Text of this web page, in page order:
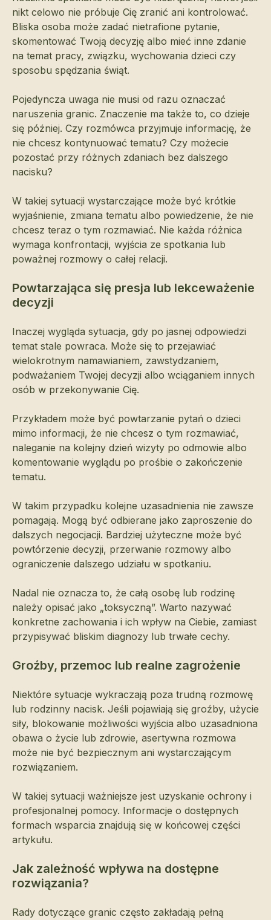
nikt celowo nie próbuje Cię zranić ani kontrolować.
Bliska osoba może zadać nietrafione pytanie,
skomentować Twoją decyzję albo mieć inne zdanie
na temat pracy, związku, wychowania dzieci czy
sposobu spędzania świąt.
Pojedyncza uwaga nie musi od razu oznaczać
naruszenia granic. Znaczenie ma także to, co dzieje
się później. Czy rozmówca przyjmuje informację, że
nie chcesz kontynuować tematu? Czy możecie
pozostać przy różnych zdaniach bez dalszego
nacisku?
W takiej sytuacji wystarczające może być krótkie
wyjaśnienie, zmiana tematu albo powiedzenie, że nie
chcesz teraz o tym rozmawiać. Nie każda różnica
wymaga konfrontacji, wyjścia ze spotkania lub
poważnej rozmowy o całej relacji.
Powtarzająca się presja lub lekceważenie
decyzji
Inaczej wygląda sytuacja, gdy po jasnej odpowiedzi
temat stale powraca. Może się to przejawiać
wielokrotnym namawianiem, zawstydzaniem,
podważaniem Twojej decyzji albo wciąganiem innych
osób w przekonywanie Cię.
Przykładem może być powtarzanie pytań o dzieci
mimo informacji, że nie chcesz o tym rozmawiać,
naleganie na kolejny dzień wizyty po odmowie albo
komentowanie wyglądu po prośbie o zakończenie
tematu.
W takim przypadku kolejne uzasadnienia nie zawsze
pomagają. Mogą być odbierane jako zaproszenie do
dalszych negocjacji. Bardziej użyteczne może być
powtórzenie decyzji, przerwanie rozmowy albo
ograniczenie dalszego udziału w spotkaniu.
Nadal nie oznacza to, że całą osobę lub rodzinę
należy opisać jako „toksyczną”. Warto nazywać
konkretne zachowania i ich wpływ na Ciebie, zamiast
przypisywać bliskim diagnozy lub trwałe cechy.
Groźby, przemoc lub realne zagrożenie
Niektóre sytuacje wykraczają poza trudną rozmowę
lub rodzinny nacisk. Jeśli pojawiają się groźby, użycie
siły, blokowanie możliwości wyjścia albo uzasadniona
obawa o życie lub zdrowie, asertywna rozmowa
może nie być bezpiecznym ani wystarczającym
rozwiązaniem.
W takiej sytuacji ważniejsze jest uzyskanie ochrony i
profesjonalnej pomocy. Informacje o dostępnych
formach wsparcia znajdują się w końcowej części
artykułu.
Jak zależność wpływa na dostępne
rozwiązania?
Rady dotyczące granic często zakładają pełną